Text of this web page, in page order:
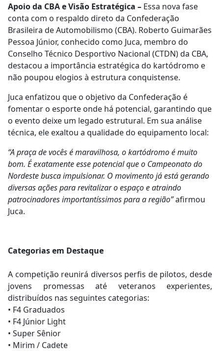
Apoio da CBA e Visão Estratégica – Essa nova fase
conta com o respaldo direto da Confederação
Brasileira de Automobilismo (CBA). Roberto Guimarães
Pessoa Júnior, conhecido como Juca, membro do
Conselho Técnico Desportivo Nacional (CTDN) da CBA,
destacou a importância estratégica do kartódromo e
não poupou elogios à estrutura conquistense.
Juca enfatizou que o objetivo da Confederação é
fomentar o esporte onde há potencial, garantindo que
o evento deixe um legado estrutural. Em sua análise
técnica, ele exaltou a qualidade do equipamento local:
“A praça de vocês é maravilhosa, o kartódromo é muito
bom. É exatamente esse potencial que o Campeonato do
Nordeste busca impulsionar. O movimento já está gerando
diversas ações para revitalizar o espaço e atraindo
patrocinadores importantíssimos para a região”afirmou
Juca.
Categorias em Destaque
A competição reunirá diversos perfis de pilotos, desde
jovens promessas até veteranos experientes,
distribuídos nas seguintes categorias:
• F4 Graduados
• F4 Júnior Light
• Super Sênior
• Mirim / Cadete